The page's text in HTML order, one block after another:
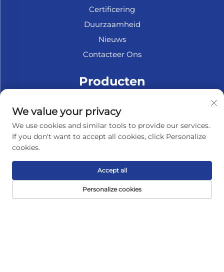
Certificering
Duurzaamheid
Nieuws
Contacteer Ons
Producten
LSB (Gelamineerd OSB) / FOSB (Fijne Oppervlakte
OSB)
MDF-plaat
Plaatwerk
Marine Multiplex
We value your privacy
We use cookies and similar tools to provide our services.
If you don't want to accept all cookies, click Personalize
cookies.
Personalize cookies
Accept all